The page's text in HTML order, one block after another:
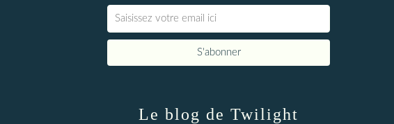
Le blog de Twilight